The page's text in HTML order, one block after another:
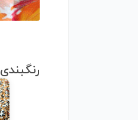
رنگبندی